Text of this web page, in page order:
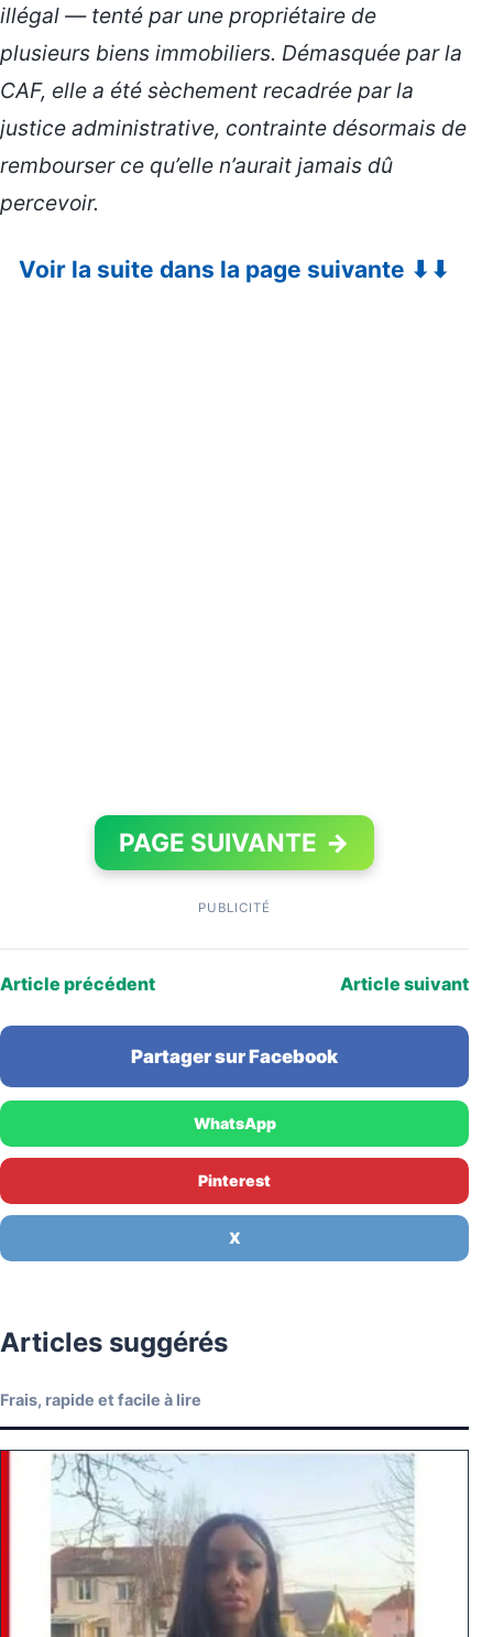
illégal — tenté par une propriétaire de
plusieurs biens immobiliers. Démasquée par la
CAF, elle a été sèchement recadrée par la
justice administrative, contrainte désormais de
rembourser ce qu’elle n’aurait jamais dû
percevoir.
Voir la suite dans la page suivante ⬇⬇
PAGE SUIVANTE →
PUBLICITÉ
Article précédent Article suivant
Partager sur Facebook
WhatsApp
Pinterest
X
Articles suggérés
Frais, rapide et facile à lire